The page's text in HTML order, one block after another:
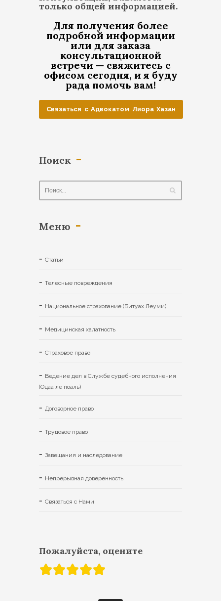
только общей информацией.
Для получения более
подробной информации
или для заказа
консультационной
встречи — свяжитесь с
офисом сегодня, и я буду
рада помочь вам!
Связаться с Адвокатом Лиора Хазан
Поиск
Меню
Статьи
Телесные повреждения
Национальное страхование (Битуах Леуми)
Медицинская халатность
Страховое право
Ведение дел в Службе судебного исполнения
(Oцаа ле поаль)
Договорное право
Трудовое право
Завещания и наследование
Непрерывная доверенность
Связаться с Нами
Пожалуйста, оцените